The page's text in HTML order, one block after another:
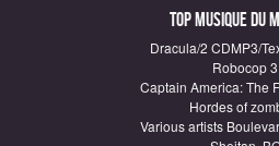
Top Musique du
Dracula/2 CDMP3/
Robocop 3
Captain America: The
Hordes of
Various artists